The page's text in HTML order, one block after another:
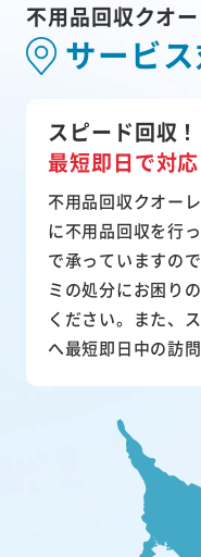
不用品回収クオ
サービ
スピード回収！
最短即日で対応
不用品回収クオー
に不用品回収を行
で承っていますの
ミの処分にお困り
ください。また、
へ最短即日中の訪